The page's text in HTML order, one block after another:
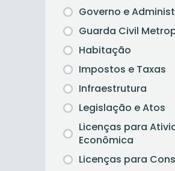
Governo e
Guarda Civil
Habitação
Impostos e Taxas
Infraestrutura
Legislação e Atos
Licenças para
Econômica
Licenças para